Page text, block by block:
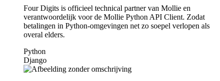
Four Digits is officieel technical partner van Mollie en
verantwoordelijk voor de Mollie Python API Client. Zodat
betalingen in Python-omgevingen net zo soepel verlopen als
overal elders.
Python
Django